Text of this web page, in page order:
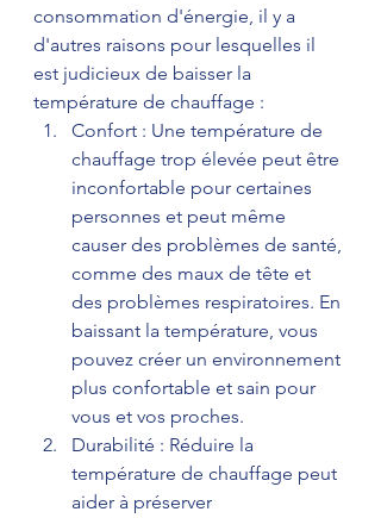
consommation d'énergie, il y a
d'autres raisons pour lesquelles il
est judicieux de baisser la
température de chauffage :
Confort : Une température de
chauffage trop élevée peut être
inconfortable pour certaines
personnes et peut même
causer des problèmes de santé,
comme des maux de tête et
des problèmes respiratoires. En
baissant la température, vous
pouvez créer un environnement
plus confortable et sain pour
vous et vos proches.
Durabilité : Réduire la
température de chauffage peut
aider à préserver